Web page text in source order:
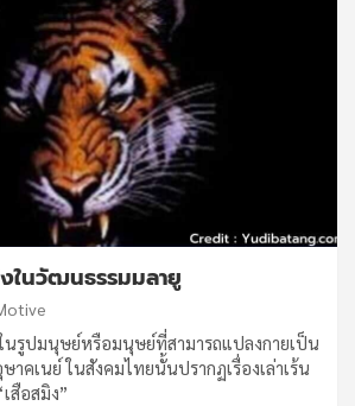
ในวัฒนธรรมมลายู
ในรูปมนุษย์หรือมนุษย์ที่สามารถแปลงกายเป็น
คเนย์ ในสังคมไทยนั้นปรากฏเรื่องเล่าเร้น
สือสมิง”